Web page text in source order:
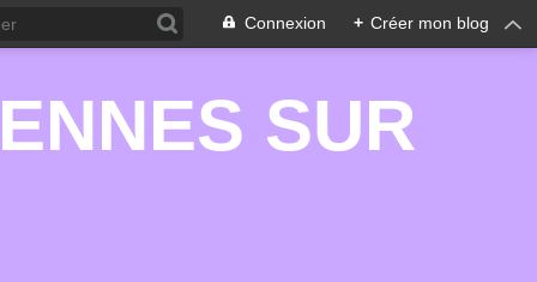
Connexion + Créer mon blog
SUR